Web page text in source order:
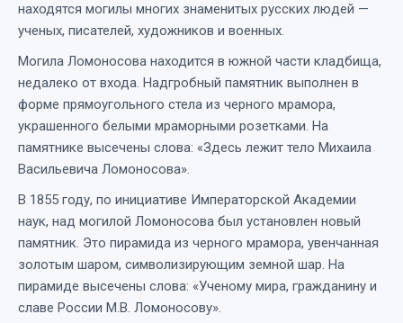
находятся могилы многих знаменитых русских людей —
ученых, писателей, художников и военных.
Могила Ломоносова находится в южной части кладбища,
недалеко от входа. Надгробный памятник выполнен в
форме прямоугольного стела из черного мрамора,
украшенного белыми мраморными розетками. На
памятнике высечены слова: «Здесь лежит тело Михаила
Васильевича Ломоносова».
В 1855 году, по инициативе Императорской Академии
наук, над могилой Ломоносова был установлен новый
памятник. Это пирамида из черного мрамора, увенчанная
золотым шаром, символизирующим земной шар. На
пирамиде высечены слова: «Ученому мира, гражданину и
славе России М.В. Ломоносову».